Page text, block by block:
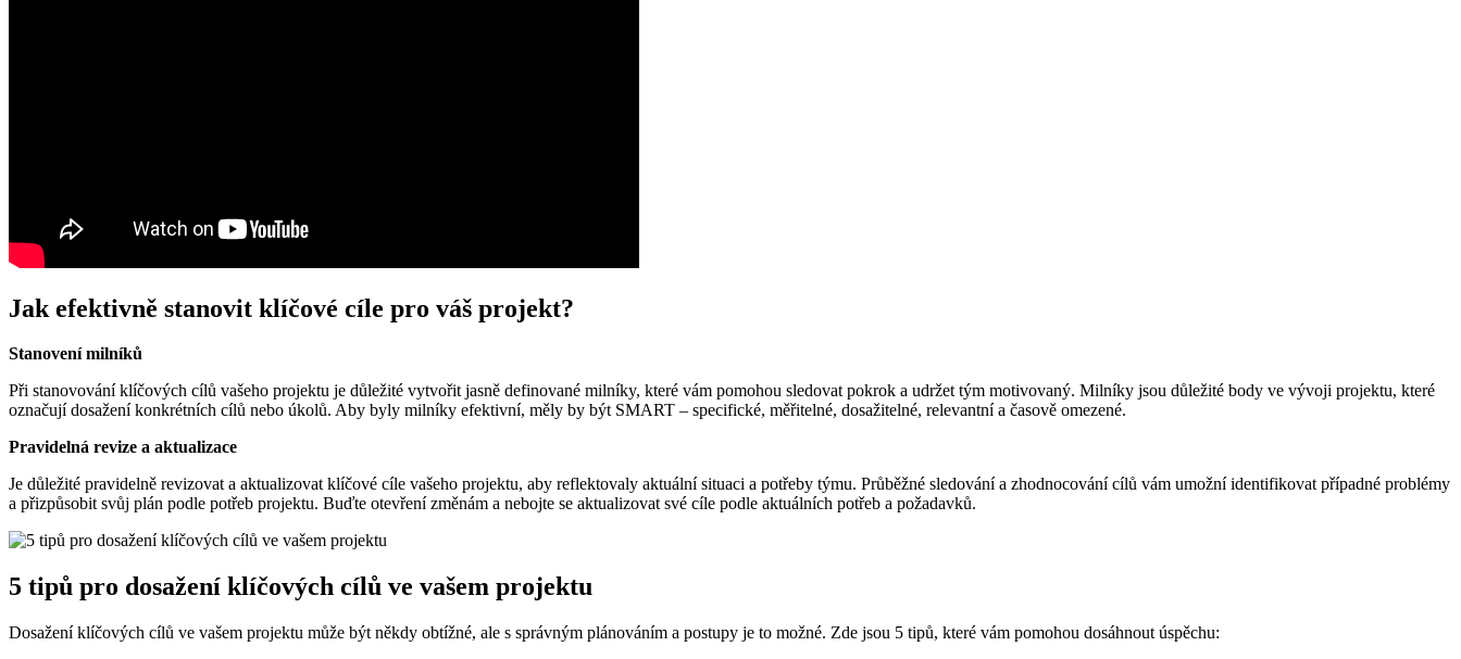
Jak efektivně stanovit klíčové cíle pro váš projekt?
Stanovení milníků
Při stanovování klíčových cílů vašeho projektu je důležité vytvořit jasně definované milníky, které vám pomohou sledovat pokrok a udržet tým motivovaný. Milníky jsou důležité body ve vývoji projektu, které
označují dosažení konkrétních cílů nebo úkolů. Aby byly milníky efektivní, měly by být SMART – specifické, měřitelné, dosažitelné, relevantní a časově omezené.
Pravidelná revize a aktualizace
Je důležité pravidelně revizovat a aktualizovat klíčové cíle vašeho projektu, aby reflektovaly aktuální situaci a potřeby týmu. Průběžné sledování a zhodnocování cílů vám umožní identifikovat případné problémy
a přizpůsobit svůj plán podle potřeb projektu. Buďte otevření změnám a nebojte se aktualizovat své cíle podle aktuálních potřeb a požadavků.
5 tipů pro dosažení klíčových cílů ve vašem projektu
Dosažení klíčových cílů ve vašem projektu může být někdy obtížné, ale s správným plánováním a postupy je to možné. Zde jsou 5 tipů, které vám pomohou dosáhnout úspěchu: